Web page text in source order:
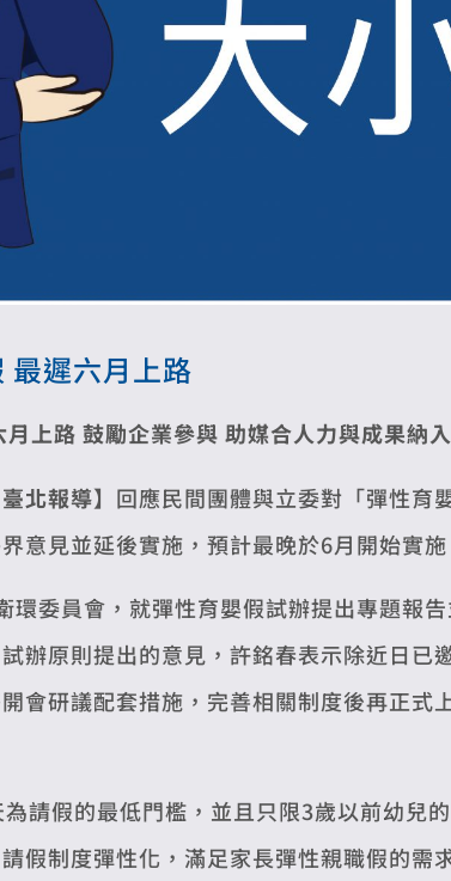
最遲六月上路
月上路 鼓勵企業參與 助媒合人力與成果納
北報導】 回應民間團體與立委對「彈性育
意見並延後實施，預計最晚於6月開始實
環委員會，就彈性育嬰假試辦提出專題報
辦原則提出的意見，許銘春表示除近日已
會研議配套措施，完善相關制度後再正式
請假的最低門檻，並且只限3歲以前幼兒
假制度彈性化，滿足家長彈性親職假的需